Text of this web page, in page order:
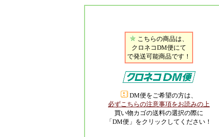
こちらの商品は、
クロネコDM便にて
で発送可能商品です！
DM便をご希望の方は、
必ずこちらの注意事項をお読みの上
買い物カゴの送料の選択の際に
「DM便」をクリックしてください！